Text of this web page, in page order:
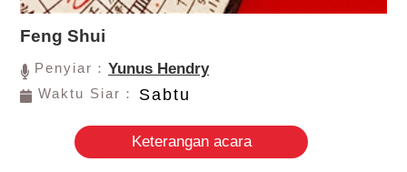
Feng Shui
Penyiar：Yunus Hendry
Waktu Siar： Sabtu
Keterangan acara